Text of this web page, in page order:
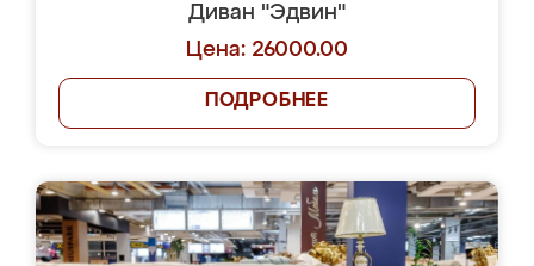
Диван "Эдвин"
Цена: 26000.00
ПОДРОБНЕЕ